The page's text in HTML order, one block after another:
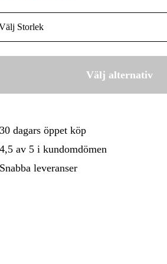
Hem & Fritid
Storlek
25 kr
25 kr
T10
25 kr
T15
Välj alternativ
30 dagars öppet köp
4,5 av 5 i kundomdömen
Snabba leveranser